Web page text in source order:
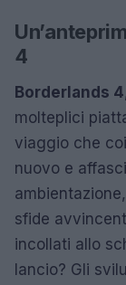
4
Borderlands 4
molteplici
viaggio che
nuovo e
sfide
incollati allo
lancio? Gli